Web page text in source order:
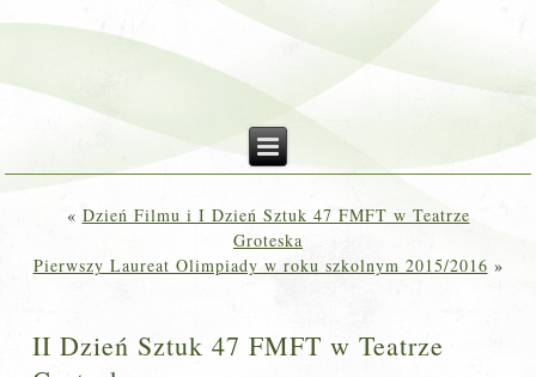
« Dzień Filmu i I Dzień Sztuk 47 FMFT w Teatrze
Groteska
Pierwszy Laureat Olimpiady w roku szkolnym 2015/2016 »
II Dzień Sztuk 47 FMFT w Teatrze